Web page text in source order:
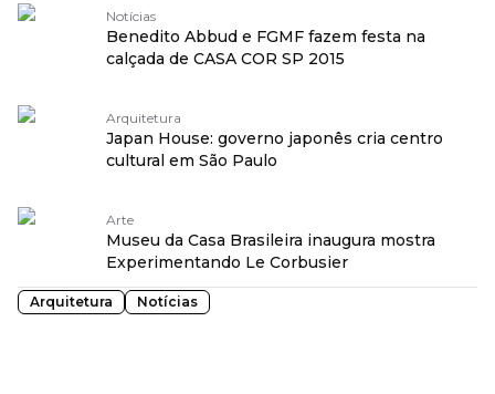
Notícias
Benedito Abbud e FGMF fazem festa na
calçada de CASA COR SP 2015
Arquitetura
Japan House: governo japonês cria centro
cultural em São Paulo
Arte
Museu da Casa Brasileira inaugura mostra
Experimentando Le Corbusier
Arquitetura Notícias